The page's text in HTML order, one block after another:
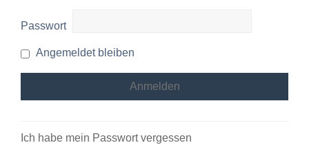
Passwort
Angemeldet bleiben
Ich habe mein Passwort vergessen